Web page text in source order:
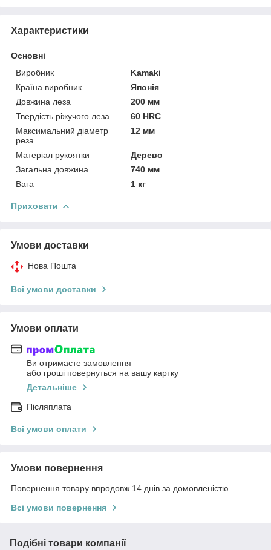
Характеристики
Основні
Виробник
Kamaki
Країна виробник
Японія
Довжина леза
200 мм
Твердість ріжучого леза
60 HRC
Максимальний діаметр
реза
12 мм
Матеріал рукоятки
Дерево
Загальна довжина
740 мм
Вага
1 кг
Приховати
Умови доставки
Нова Пошта
Всі умови доставки
Умови оплати
Ви отримаєте замовлення
або гроші повернуться на вашу картку
Детальніше
Післяплата
Всі умови оплати
Умови повернення
Повернення товару впродовж 14 днів за домовленістю
Всі умови повернення
Подібні товари компанії